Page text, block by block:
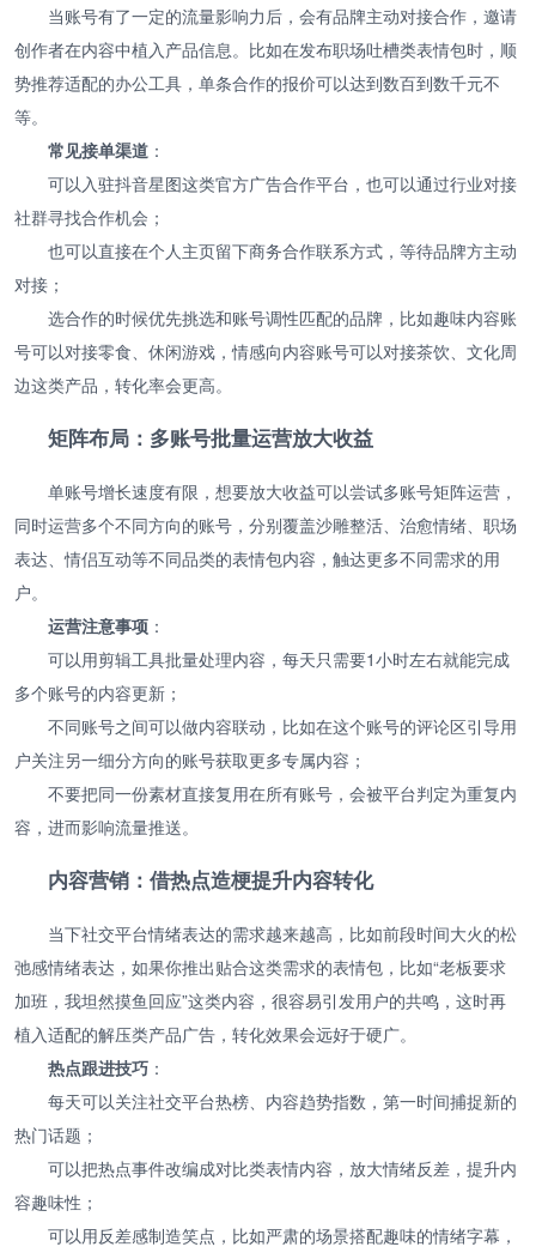
当账号有了一定的流量影响力后，会有品牌主动对接合作，邀请
创作者在内容中植入产品信息。比如在发布职场吐槽类表情包时，顺
势推荐适配的办公工具，单条合作的报价可以达到数百到数千元不
等。
常见接单渠道 ：
可以入驻抖音星图这类官方广告合作平台，也可以通过行业对接
社群寻找合作机会；
也可以直接在个人主页留下商务合作联系方式，等待品牌方主动
对接；
选合作的时候优先挑选和账号调性匹配的品牌，比如趣味内容账
号可以对接零食、休闲游戏，情感向内容账号可以对接茶饮、文化周
边这类产品，转化率会更高。
矩阵布局：多账号批量运营放大收益
单账号增长速度有限，想要放大收益可以尝试多账号矩阵运营，
同时运营多个不同方向的账号，分别覆盖沙雕整活、治愈情绪、职场
表达、情侣互动等不同品类的表情包内容，触达更多不同需求的用
户。
运营注意事项 ：
可以用剪辑工具批量处理内容，每天只需要1小时左右就能完成
多个账号的内容更新；
不同账号之间可以做内容联动，比如在这个账号的评论区引导用
户关注另一细分方向的账号获取更多专属内容；
不要把同一份素材直接复用在所有账号，会被平台判定为重复内
容，进而影响流量推送。
内容营销：借热点造梗提升内容转化
当下社交平台情绪表达的需求越来越高，比如前段时间大火的松
弛感情绪表达，如果你推出贴合这类需求的表情包，比如“老板要求
加班，我坦然摸鱼回应”这类内容，很容易引发用户的共鸣，这时再
植入适配的解压类产品广告，转化效果会远好于硬广。
热点跟进技巧 ：
每天可以关注社交平台热榜、内容趋势指数，第一时间捕捉新的
热门话题；
可以把热点事件改编成对比类表情内容，放大情绪反差，提升内
容趣味性；
可以用反差感制造笑点，比如严肃的场景搭配趣味的情绪字幕，